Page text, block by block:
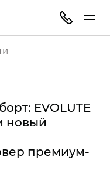
EVOLUTE
новый
премиум-